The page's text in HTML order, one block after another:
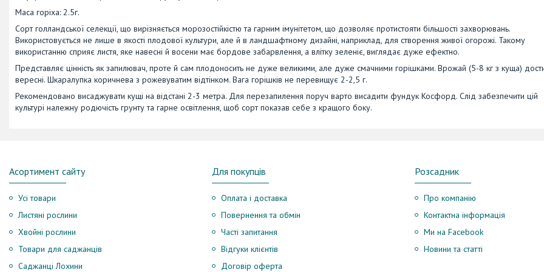
Маса горіха: 2.5г.
Сорт голландської селекції, що вирізняється морозостійкістю та гарним імунітетом, що дозволяє протистояти більшості захворювань.
Використовується не лише в якості плодової культури, але й в ландшафтному дизайні, наприклад, для створення живої огорожі. Такому
використанню сприяє листя, яке навесні й восени має бордове забарвлення, а влітку зеленіє, виглядає дуже ефектно.
Представляє цінність як запилювач, проте й сам плодоносить не дуже великими, але дуже смачними горішками. Врожай (5-8 кг з куща)
вересні. Шкаралупка коричнева з рожевуватим відтінком. Вага горішків не перевищує 2-2,5 г.
Рекомендовано висаджувати кущі на відстані 2-3 метра. Для перезапилення поруч варто висадити фундук Косфорд. Слід забезпечити цій
культурі належну родючість грунту та гарне освітлення, щоб сорт показав себе з кращого боку.
Асортимент сайту
Усі товари
Листяні рослини
Хвойні рослини
Товари для саджанців
Саджанці Лохини
Для покупців
Оплата і доставка
Повернення та обмін
Часті запитання
Відгуки клієнтів
Договір оферта
Розсадник
Про компанію
Контактна інформація
Ми на Facebook
Новини та статті